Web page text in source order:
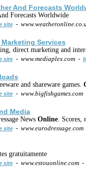
And Forecasts
Forecasts Worldwide
site-
Services
direct marketing and
site- www.mediaplex.com -
and shareware games.
site-
Media
News Online. Scores,
site-
gratuitamente
site- www.estouonline.com